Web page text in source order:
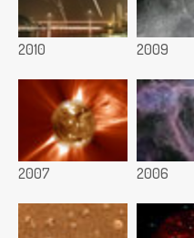
2010 2009
2007 2006